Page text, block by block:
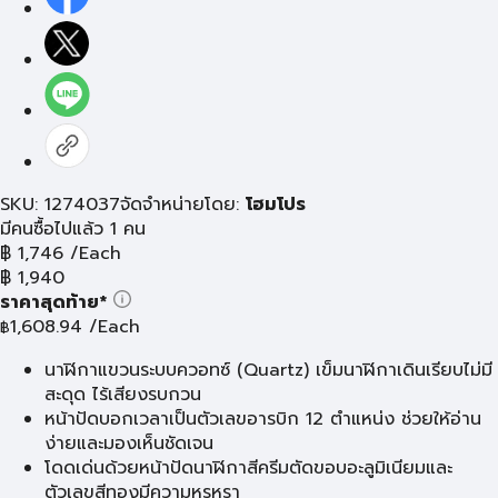
SKU: 1274037จัดจำหน่ายโดย: โฮมโปร
มีคนซื้อไปแล้ว 1 คน
฿ 1,746 /Each
฿ 1,940
ราคาสุดท้าย*
฿1,608.94 /Each
นาฬิกาแขวนระบบควอทซ์ (Quartz) เข็มนาฬิกาเดินเรียบไม่มี
สะดุด ไร้เสียงรบกวน
หน้าปัดบอกเวลาเป็นตัวเลขอารบิก 12 ตำแหน่ง ช่วยให้อ่าน
ง่ายและมองเห็นชัดเจน
โดดเด่นด้วยหน้าปัดนาฬิกาสีครีมตัดขอบอะลูมิเนียมและ
ตัวเลขสีทองมีความหรูหรา